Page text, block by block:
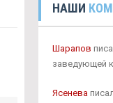
НАШИ
Шарапов
заведующей
Ясенева